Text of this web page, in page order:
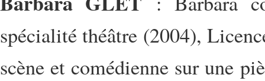
spécialité théâtre (2004),
scène et comédienne sur une